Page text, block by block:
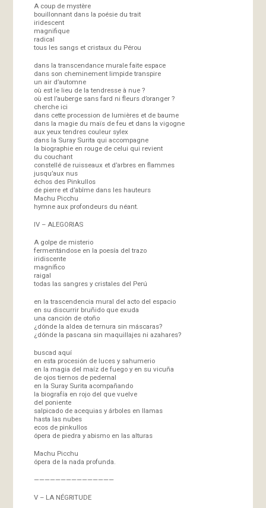
A coup de mystère
bouillonnant dans la poésie du trait
iridescent
magnifique
radical
tous les sangs et cristaux du Pérou
dans la transcendance murale faite espace
dans son cheminement limpide transpire
un air d’automne
où est le lieu de la tendresse à nue ?
où est l’auberge sans fard ni fleurs d’oranger ?
cherche ici
dans cette procession de lumières et de baume
dans la magie du maïs de feu et dans la vigogne
aux yeux tendres couleur sylex
dans la Suray Surita qui accompagne
la biographie en rouge de celui qui revient
du couchant
constellé de ruisseaux et d’arbres en flammes
jusqu’aux nus
échos des Pinkullos
de pierre et d’abîme dans les hauteurs
Machu Picchu
hymne aux profondeurs du néant.
IV – ALEGORIAS
A golpe de misterio
fermentándose en la poesía del trazo
iridiscente
magnífico
raigal
todas las sangres y cristales del Perú
en la trascendencia mural del acto del espacio
en su discurrir bruñido que exuda
una canción de otoño
¿dónde la aldea de ternura sin máscaras?
¿dónde la pascana sin maquillajes ni azahares?
buscad aquí
en esta procesión de luces y sahumerio
en la magia del maíz de fuego y en su vicuña
de ojos tiernos de pedernal
en la Suray Surita acompañando
la biografía en rojo del que vuelve
del poniente
salpicado de acequias y árboles en llamas
hasta las nubes
ecos de pinkullos
ópera de piedra y abismo en las alturas
Machu Picchu
ópera de la nada profunda.
———————————————
V – LA NÉGRITUDE